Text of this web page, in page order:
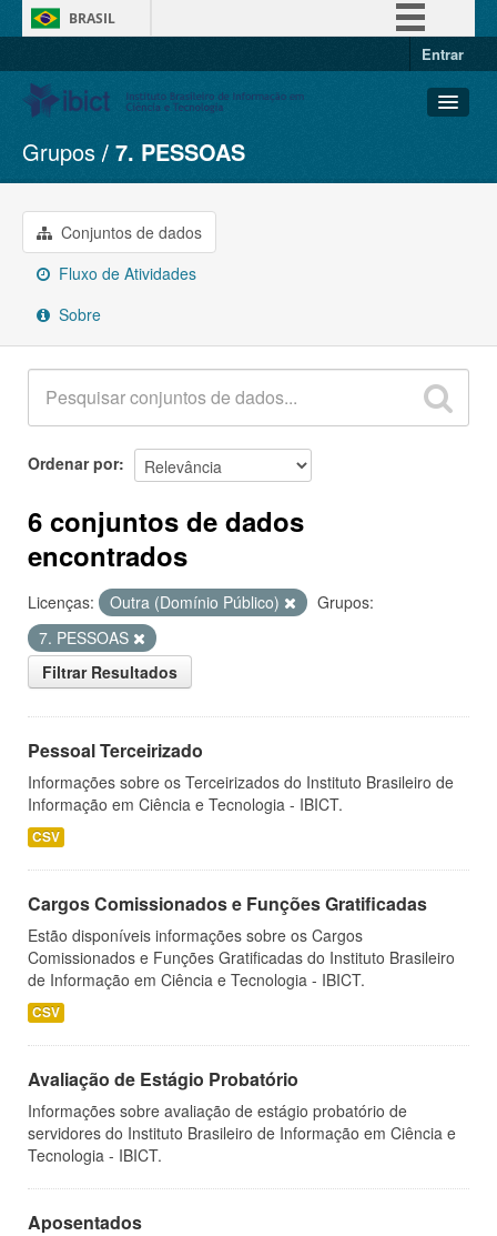
BRASIL
Entrar
Conjuntos de dados
Organizações
Grupos
Sobre
Grupos 7. PESSOAS
Conjuntos de dados
Fluxo de Atividades
Sobre
Ordenar por
6 conjuntos de dados
encontrados
Licenças: Outra (Domínio Público)
Grupos:
7. PESSOAS
Filtrar Resultados
Pessoal Terceirizado
Informações sobre os Terceirizados do Instituto Brasileiro de
Informação em Ciência e Tecnologia - IBICT.
CSV
Cargos Comissionados e Funções Gratificadas
Estão disponíveis informações sobre os Cargos
Comissionados e Funções Gratificadas do Instituto Brasileiro
de Informação em Ciência e Tecnologia - IBICT.
CSV
Avaliação de Estágio Probatório
Informações sobre avaliação de estágio probatório de
servidores do Instituto Brasileiro de Informação em Ciência e
Tecnologia - IBICT.
Aposentados